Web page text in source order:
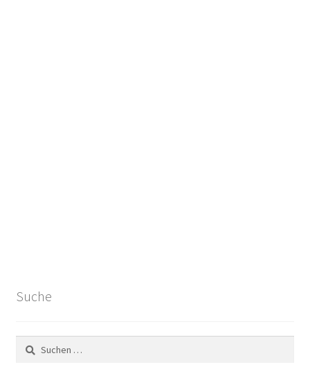
Suche
Suchen
nach: